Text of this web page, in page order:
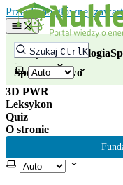
Przejdź do głównej
Szukaj CtrlK
FizykaTechnologia
Wybierz motyw
Fizyka
Technologia
Społeczeństwo
3D PWR
Leksykon
Quiz
O stronie
Wybierz motyw